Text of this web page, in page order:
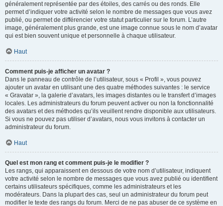
généralement représentée par des étoiles, des carrés ou des ronds. Elle
permet d’indiquer votre activité selon le nombre de messages que vous avez
publié, ou permet de différencier votre statut particulier sur le forum. L’autre
image, généralement plus grande, est une image connue sous le nom d’avatar
qui est bien souvent unique et personnelle à chaque utilisateur.
Haut
Comment puis-je afficher un avatar ?
Dans le panneau de contrôle de l’utilisateur, sous « Profil », vous pouvez
ajouter un avatar en utilisant une des quatre méthodes suivantes : le service
« Gravatar », la galerie d’avatars, les images distantes ou le transfert d’images
locales. Les administrateurs du forum peuvent activer ou non la fonctionnalité
des avatars et des méthodes qu’ils veuillent rendre disponible aux utilisateurs.
Si vous ne pouvez pas utiliser d’avatars, nous vous invitons à contacter un
administrateur du forum.
Haut
Quel est mon rang et comment puis-je le modifier ?
Les rangs, qui apparaissent en dessous de votre nom d’utilisateur, indiquent
votre activité selon le nombre de messages que vous avez publié ou identifient
certains utilisateurs spécifiques, comme les administrateurs et les
modérateurs. Dans la plupart des cas, seul un administrateur du forum peut
modifier le texte des rangs du forum. Merci de ne pas abuser de ce système en